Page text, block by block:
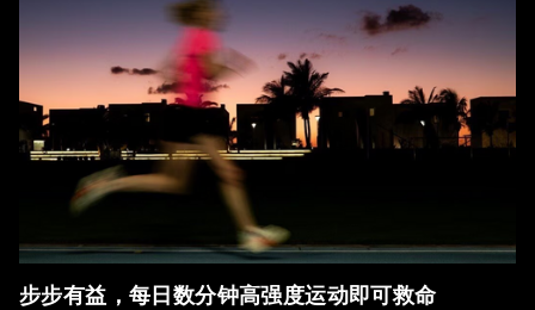
步步有益，每日数分钟高强度运动即可救命